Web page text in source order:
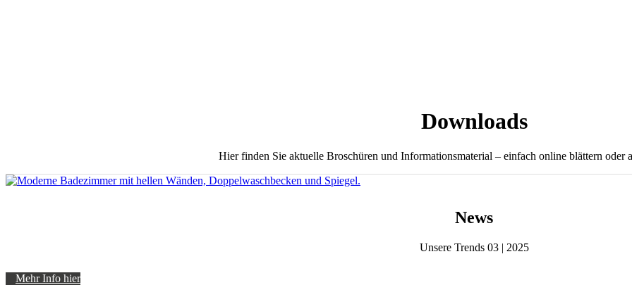
Downloads
Hier finden Sie aktuelle Broschüren und Informationsmaterial – einfach online blättern oder
News
Unsere Trends 03 | 2025
Mehr Info hier